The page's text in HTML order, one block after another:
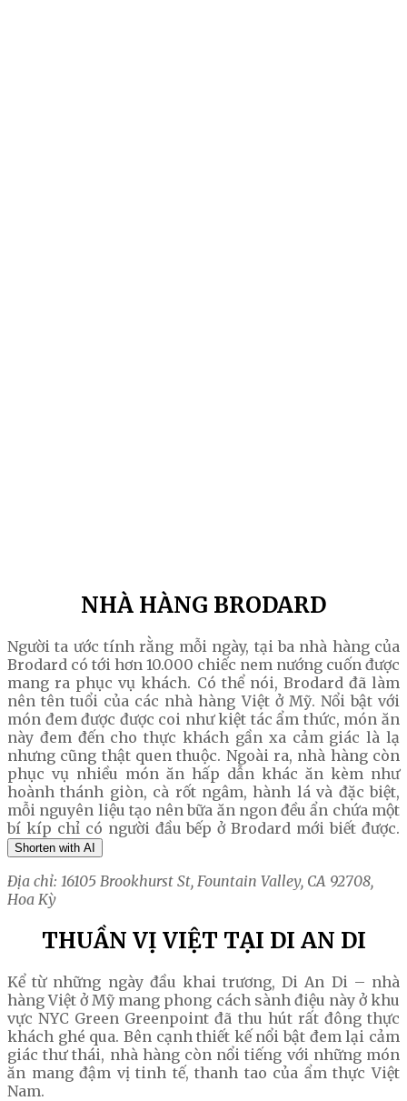
NHÀ HÀNG BRODARD
Người ta ước tính rằng mỗi ngày, tại ba nhà hàng của
Brodard có tới hơn 10.000 chiếc nem nướng cuốn được
mang ra phục vụ khách. Có thể nói, Brodard đã làm
nên tên tuổi của các nhà hàng Việt ở Mỹ. Nổi bật với
món đem được được coi như kiệt tác ẩm thức, món ăn
này đem đến cho thực khách gần xa cảm giác là lạ
nhưng cũng thật quen thuộc. Ngoài ra, nhà hàng còn
phục vụ nhiều món ăn hấp dẫn khác ăn kèm như
hoành thánh giòn, cà rốt ngâm, hành lá và đặc biệt,
mỗi nguyên liệu tạo nên bữa ăn ngon đều ẩn chứa một
bí kíp chỉ có người đầu bếp ở Brodard mới biết được.
Shorten with AI
Địa chỉ: 16105 Brookhurst St, Fountain Valley, CA 92708,
Hoa Kỳ
THUẦN VỊ VIỆT TẠI DI AN DI
Kể từ những ngày đầu khai trương, Di An Di – nhà
hàng Việt ở Mỹ mang phong cách sành điệu này ở khu
vực NYC Green Greenpoint đã thu hút rất đông thực
khách ghé qua. Bên cạnh thiết kế nổi bật đem lại cảm
giác thư thái, nhà hàng còn nổi tiếng với những món
ăn mang đậm vị tinh tế, thanh tao của ẩm thực Việt
Nam.